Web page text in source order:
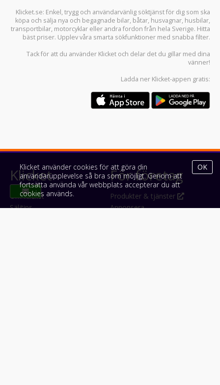
Klicket.se: Enkel, trygg och användarvänlig söktjänst för dig som ska
köpa och sälja nya och begagnade bilar, båtar, husvagnar, husbilar,
transportbilar, motorcyklar eller andra fordon från hela Sverige. Hitta
bäst priser. Upplev våra smarta sökfunktioner med snabba filter.
Tack för att du använder Klicket och delar det du gillar med dina
vänner!
Ladda ner Klicket-appen gratis:
Klicket
Om Klicket
Säljtips
För företag
Produkter & tjänster
Annonsera
Klicket använder cookies för att göra din
användarupplevelse så bra som möjligt. Genom att
fortsätta använda vår webbplats accepterar du att
cookies används.
OK